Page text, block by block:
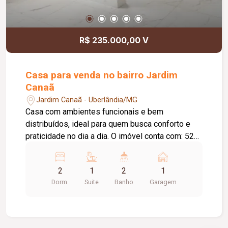
Paisagismo completo Esquadrias em alumínio
perita com persiana integrada nos quartos e sala
Uma casa que une estética, tecnologia e
qualidade construtiva, pronta para quem valoriza
R$ 235.000,00 V
Casa para venda no bairro Jardim
Canaã
Jardim Canaã - Uberlândia/MG
Casa com ambientes funcionais e bem
distribuídos, ideal para quem busca conforto e
praticidade no dia a dia. O imóvel conta com: 52
suíte; Sala; Cozinha americana; Banheiro social;
Área de serviço; Garagem. Diferenciais do imóvel:
Ambientes bem distribuídos; Projeto funcional
2
Dorm.
1
Suite
2
Banho
1
Garagem